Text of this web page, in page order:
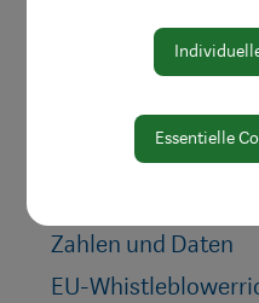
Digitale Amtstafel
Öffnungszeiten
Protokolle &
Zahlen und Daten
EU-
Essentielle